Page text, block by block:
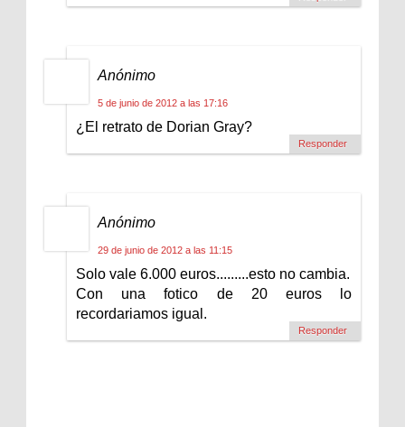
Anónimo
5 de junio de 2012 a las 17:16
¿El retrato de Dorian Gray?
Responder
Anónimo
29 de junio de 2012 a las 11:15
Solo vale 6.000 euros.........esto no cambia.
Con una fotico de 20 euros lo
recordariamos igual.
Responder